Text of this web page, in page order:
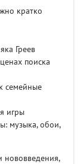
кратко
Греев
поиска
семейные
игры
музыка, обои,
нововведения,